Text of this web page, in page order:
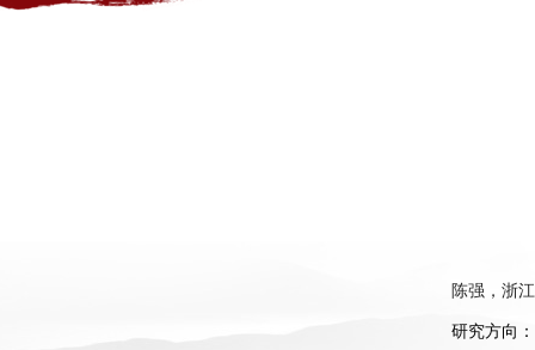
陈强，浙
研究方向：